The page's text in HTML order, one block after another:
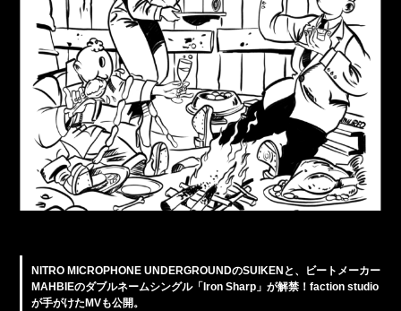
NITRO MICROPHONE UNDERGROUNDのSUIKENと、ビートメーカー
MAHBIEのダブルネームシングル「Iron Sharp」が解禁！faction studio
が手がけたMVも公開。